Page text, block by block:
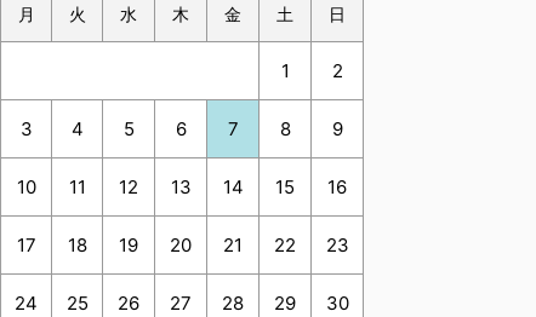
月 火 水 木 金 土 日
1 2
3 4 5 6 7 8 9
10 11 12 13 14 15 16
17 18 19 20 21 22 23
24 25 26 27 28 29 30